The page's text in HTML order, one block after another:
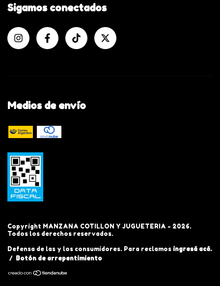
Sigamos conectados
Medios de envío
Copyright MANZANA COTILLON Y JUGUETERIA - 2026.
Todos los derechos reservados.
Defensa de las y los consumidores. Para reclamos ingresá acá.
/ Botón de arrepentimiento